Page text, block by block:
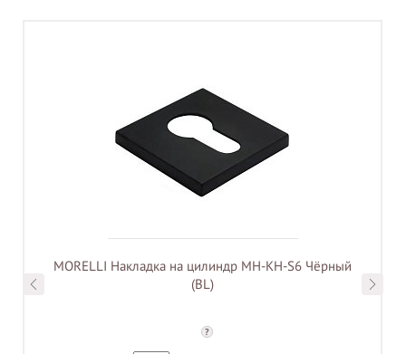
MORELLI Накладка на цилиндр MH-KH-S6 Чёрный
(BL)
?